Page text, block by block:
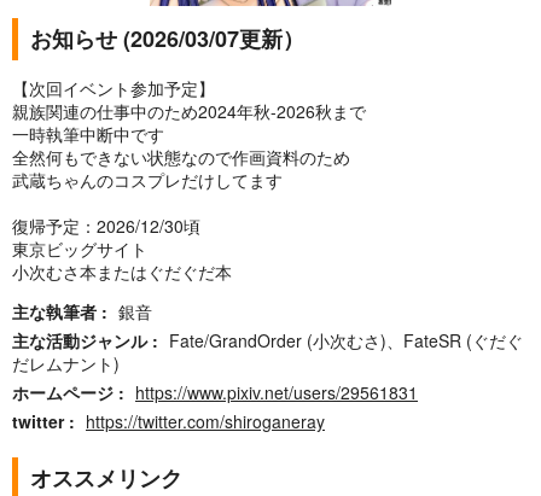
お知らせ (2026/03/07更新）
【次回イベント参加予定】
親族関連の仕事中のため2024年秋-2026秋まで
一時執筆中断中です
全然何もできない状態なので作画資料のため
武蔵ちゃんのコスプレだけしてます
復帰予定：2026/12/30頃
東京ビッグサイト
小次むさ本またはぐだぐだ本
主な執筆者
銀音
主な活動ジャンル
Fate/GrandOrder (小次むさ)、FateSR (ぐだぐ
だレムナント)
ホームページ
https://www.pixiv.net/users/29561831
twitter
https://twitter.com/shiroganeray
オススメリンク